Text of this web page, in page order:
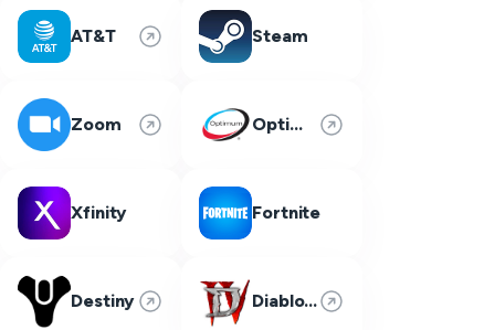
AT&T Steam
Zoom Optimum
Xfinity Fortnite
Destiny Diablo 4